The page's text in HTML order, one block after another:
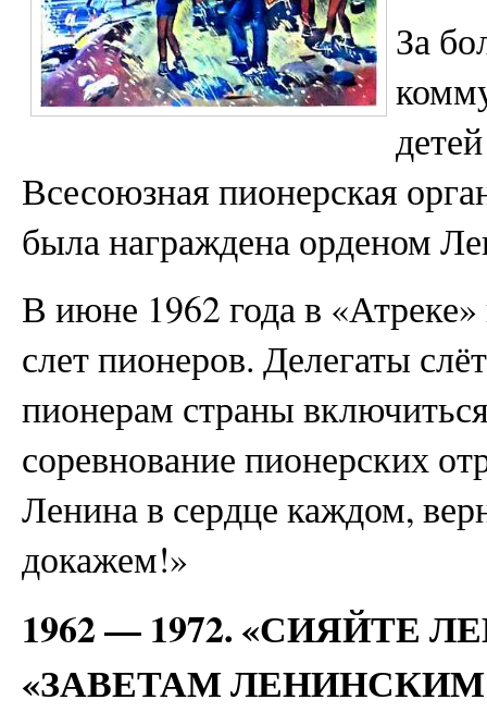
За
Всесоюзная пионерская
была награждена орденом
В июне 1962 года в
слет пионеров. Делегаты
пионерам страны
соревнование пионерских
Ленина в сердце каждом,
докажем!»
1962 — 1972. «СИЯЙТЕ
«ЗАВЕТАМ